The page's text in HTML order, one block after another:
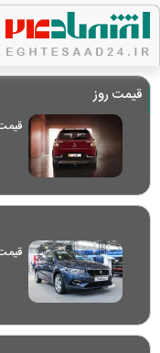
قیمت روز